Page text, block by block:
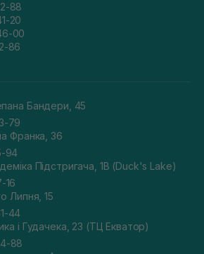
88
20
00
86
Бандери, 45
79
Франка, 36
94
Підстригача, 1В (Duck's Lake)
16
Липня, 15
44
і Гудачека, 23 (ТЦ Екватор)
88